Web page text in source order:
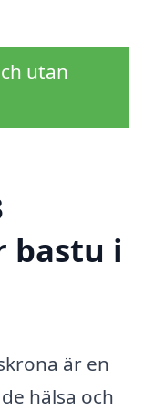
utan
bastu i
är en
hälsa och